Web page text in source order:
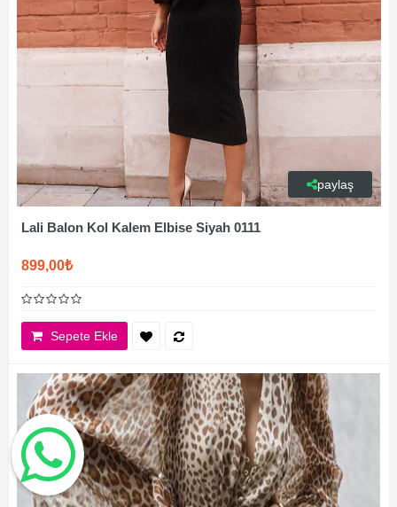
paylaş
Lali Balon Kol Kalem Elbise Siyah 0111
899,00₺
Sepete Ekle